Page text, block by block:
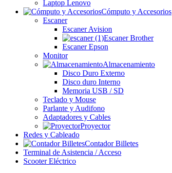
Laptop Lenovo
Cómputo y Accesorios
Escaner
Escaner Avision
Escaner Brother
Escaner Epson
Monitor
Almacenamiento
Disco Duro Externo
Disco duro Interno
Memoria USB / SD
Teclado y Mouse
Parlante y Audifono
Adaptadores y Cables
Proyector
Redes y Cableado
Contador Billetes
Terminal de Asistencia / Acceso
Scooter Eléctrico